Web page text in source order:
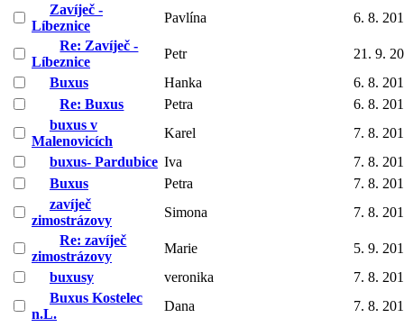
Zavíječ -
Líbeznice
Pavlína
6. 8.
Re: Zavíječ -
Líbeznice
Petr
21. 9.
Buxus
Hanka
6. 8.
Re: Buxus
Petra
6. 8.
buxus v
Malenovicích
Karel
7. 8.
buxus- Pardubice Iva
7. 8.
Buxus
Petra
7. 8.
zavíječ
zimostrázovy
Simona
7. 8.
Re: zavíječ
zimostrázovy
Marie
5. 9.
buxusy
veronika
7. 8.
Buxus Kostelec
n.L.
Dana
7. 8.